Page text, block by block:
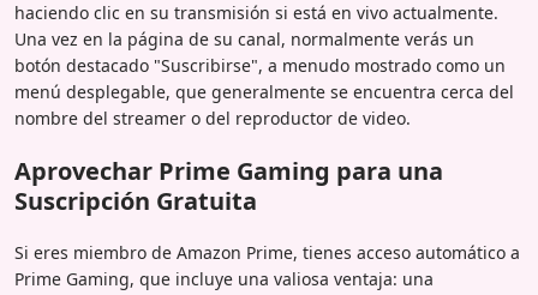
haciendo clic en su transmisión si está en vivo actualmente.
Una vez en la página de su canal, normalmente verás un
botón destacado "Suscribirse", a menudo mostrado como un
menú desplegable, que generalmente se encuentra cerca del
nombre del streamer o del reproductor de video.
Aprovechar Prime Gaming para una
Suscripción Gratuita
Si eres miembro de Amazon Prime, tienes acceso automático a
Prime Gaming, que incluye una valiosa ventaja: una